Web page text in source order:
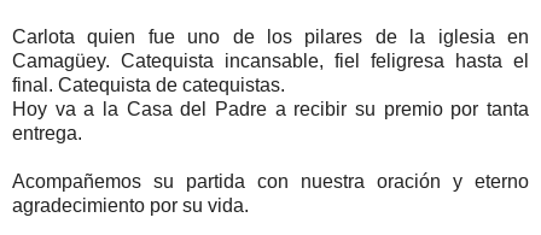
Carlota quien fue uno de los pilares de la iglesia en
Camagüey. Catequista incansable, fiel feligresa hasta el
final. Catequista de catequistas.
Hoy va a la Casa del Padre a recibir su premio por tanta
entrega.
Acompañemos su partida con nuestra oración y eterno
agradecimiento por su vida.